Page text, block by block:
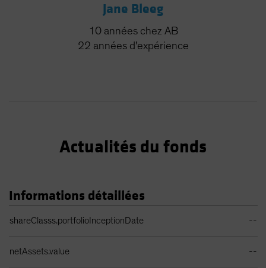
Jane Bleeg
10 années chez AB
22 années d'expérience
Actualités du fonds
Informations détaillées
shareClasss.portfolioInceptionDate --
netAssets.value --